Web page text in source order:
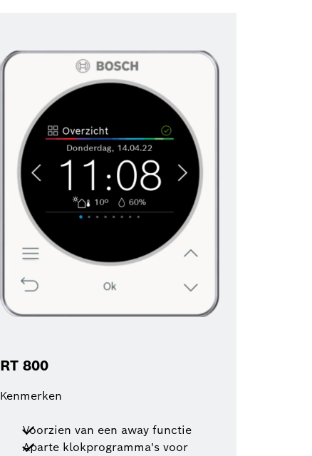
RT 800
Kenmerken
Voorzien van een away functie
Aparte klokprogramma's voor